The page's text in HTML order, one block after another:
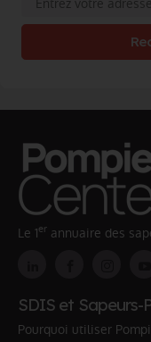
Le 1er annuaire des
SDIS et Sapeurs-
Pourquoi utiliser